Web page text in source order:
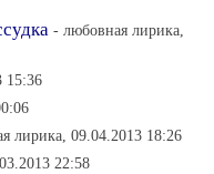
- любовная лирика,
15:36
лирика, 09.04.2013 18:26
22:58